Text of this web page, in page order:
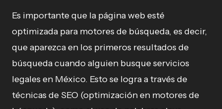
Es importante que la página web esté
optimizada para motores de búsqueda, es decir,
que aparezca en los primeros resultados de
búsqueda cuando alguien busque servicios
legales en México. Esto se logra a través de
técnicas de SEO (optimización en motores de